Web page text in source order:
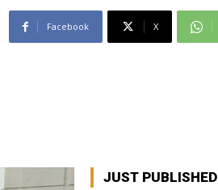
Facebook X
JUST PUBLISHED